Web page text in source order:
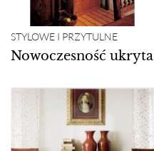
STYLOWE I PRZYTULNE
Nowoczesność ukryta